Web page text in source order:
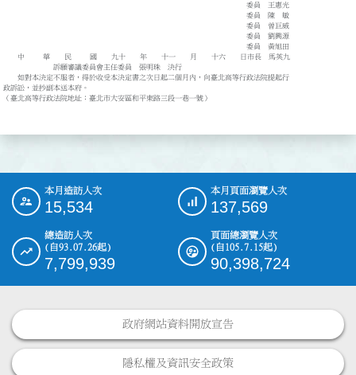
委員 王惠光
委員 陳 敏
委員 曾巨威
委員 劉興源
委員 黃旭田
中 華 民 國 九十 年 十一 月 十六 日市長 馬英九
訴願審議委員會主任委員 張明珠 決行
如對本決定不服者，得於收受本決定書之次日起二個月內，向臺北高等行政法院提起行
政訴訟，並抄副本送本府。
（臺北高等行政法院地址：臺北市大安區和平東路三段一巷一號）
::: 本月造訪人次
15,534
本月頁面瀏覽人次
137,569
總造訪人次
(自93.07.26起)
7,799,939
頁面總瀏覽人次
(自105.7.15起)
90,398,724
政府網站資料開放宣告
隱私權及資訊安全政策